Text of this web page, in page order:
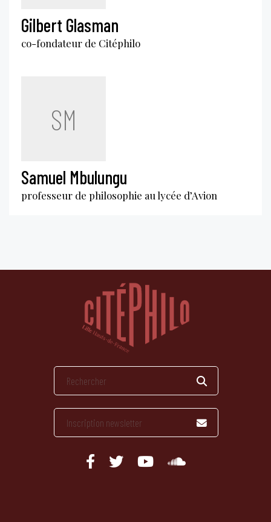
Gilbert Glasman
co-fondateur de Citéphilo
SM
Samuel Mbulungu
professeur de philosophie au lycée d’Avion